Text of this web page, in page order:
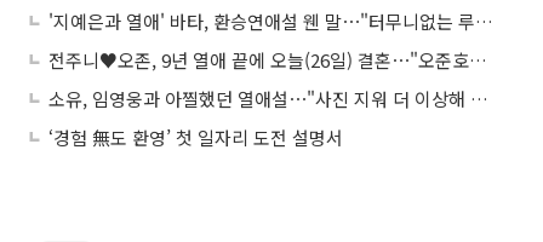
'지예은과 열애' 바타, 환승연애설 웬 말⋯"터무니없는 루머, 강경 대응할 것"
전주니♥오존, 9년 열애 끝에 오늘(26일) 결혼⋯"오준호는 내가 데려갑니다"
소유, 임영웅과 아찔했던 열애설⋯"사진 지워 더 이상해 졌다"
‘경험 無도 환영’ 첫 일자리 도전 설명서